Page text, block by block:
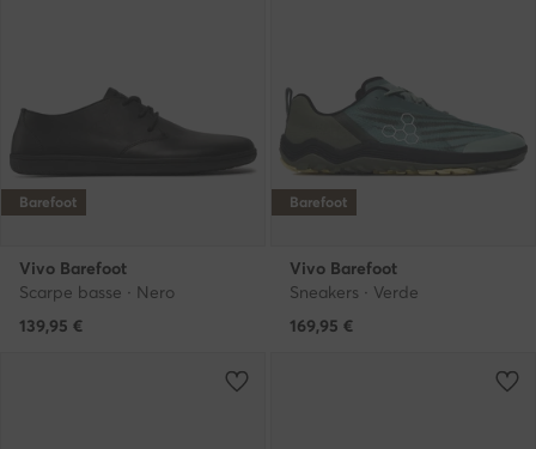
Barefoot
Vivo Barefoot
Scarpe basse · Nero
139,95 €
Barefoot
Vivo Barefoot
Sneakers · Verde
169,95 €